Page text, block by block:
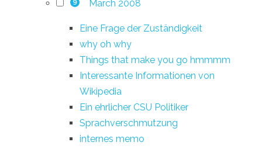
9 March 2008
Eine Frage der Zuständigkeit
why oh why
Things that make you go hmmmm
Interessante Informationen von
Wikipedia
Ein ehrlicher CSU Politiker
Sprachverschmutzung
internes memo